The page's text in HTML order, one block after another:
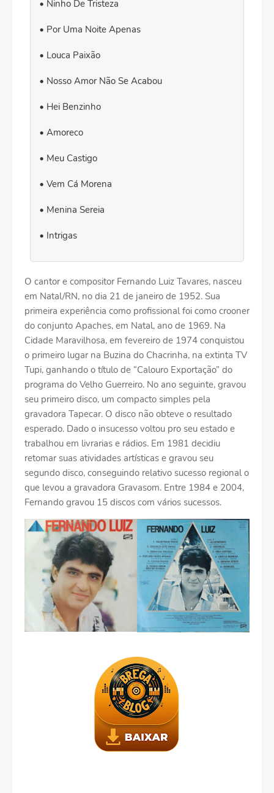
Ninho De Tristeza
Por Uma Noite Apenas
Louca Paixão
Nosso Amor Não Se Acabou
Hei Benzinho
Amoreco
Meu Castigo
Vem Cá Morena
Menina Sereia
Intrigas
O cantor e compositor Fernando Luiz Tavares, nasceu
em Natal/RN, no dia 21 de janeiro de 1952. Sua
primeira experiência como profissional foi como crooner
do conjunto Apaches, em Natal, ano de 1969. Na
Cidade Maravilhosa, em fevereiro de 1974 conquistou
o primeiro lugar na Buzina do Chacrinha, na extinta TV
Tupi, ganhando o título de “Calouro Exportação” do
programa do Velho Guerreiro. No ano seguinte, gravou
seu primeiro disco, um compacto simples pela
gravadora Tapecar. O disco não obteve o resultado
esperado. Dado o insucesso voltou pro seu estado e
trabalhou em livrarias e rádios. Em 1981 decidiu
retomar suas atividades artísticas e gravou seu
segundo disco, conseguindo relativo sucesso regional o
que levou a gravadora Gravasom. Entre 1984 e 2004,
Fernando gravou 15 discos com vários sucessos.